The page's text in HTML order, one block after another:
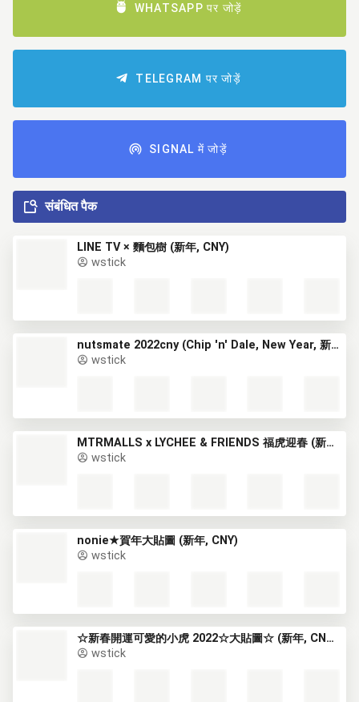
WHATSAPP पर जोड़ें
TELEGRAM पर जोड़ें
SIGNAL में जोड़ें
संबंधित पैक
LINE TV × 麵包樹 (新年, CNY)
wstick
nutsmate 2022cny (Chip 'n' Dale, New Year, 新年, CNY)
wstick
MTRMALLS x LYCHEE & FRIENDS 福虎迎春 (新年, CNY)
wstick
nonie★賀年大貼圖 (新年, CNY)
wstick
☆新春開運可愛的小虎 2022☆大貼圖☆ (新年, CNY) (1)
wstick